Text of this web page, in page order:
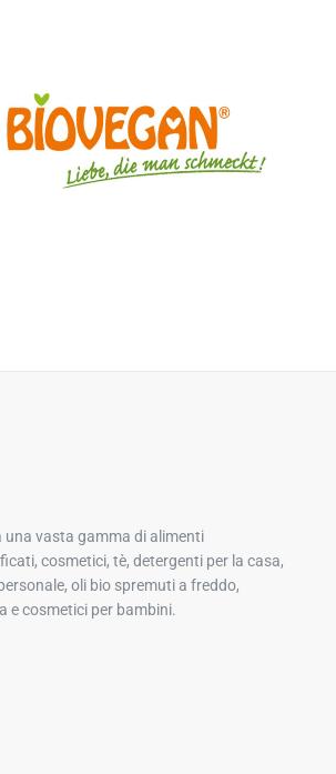
una vasta gamma di alimenti
cosmetici, tè, detergenti per la casa,
oli bio spremuti a freddo,
e cosmetici per bambini.